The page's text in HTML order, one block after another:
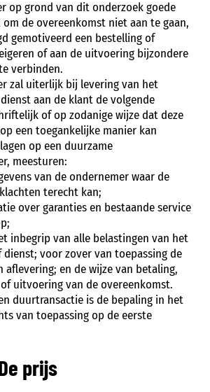
op grond van dit onderzoek goede
de overeenkomst niet aan te gaan,
gemotiveerd een bestelling of
of aan de uitvoering bijzondere
verbinden.
zal uiterlijk bij levering van het
aan de klant de volgende
of op zodanige wijze dat deze
een toegankelijke manier kan
op een duurzame
meesturen:
van de ondernemer waar de
terecht kan;
over garanties en bestaande service
inbegrip van alle belastingen van het
voor zover van toepassing de
aflevering; en de wijze van betaling,
uitvoering van de overeenkomst.
duurtransactie is de bepaling in het
van toepassing op de eerste
prijs